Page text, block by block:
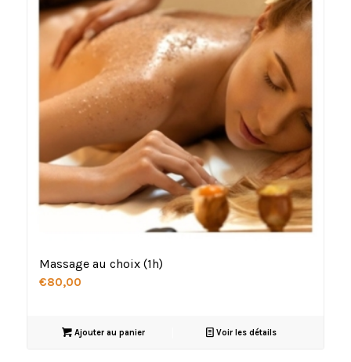
Massage au choix (1h)
€80,00
Ajouter au panier Voir les détails